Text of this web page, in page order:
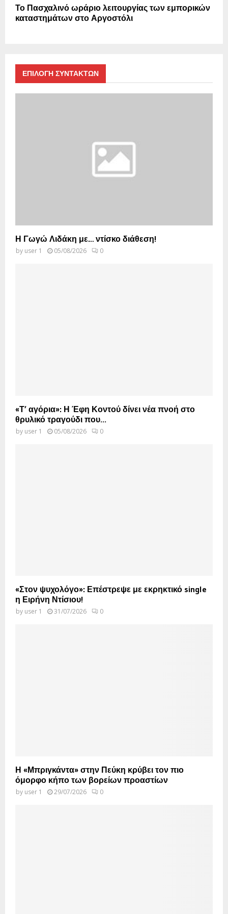
Το Πασχαλινό ωράριο λειτουργίας των εμπορικών
καταστημάτων στο Αργοστόλι
ΕΠΙΛΟΓΗ ΣΥΝΤΑΚΤΩΝ
Η Γωγώ Λιδάκη με… ντίσκο διάθεση!
by user 1 05/08/2026 0
«Τ’ αγόρια»: Η Έφη Κοντού δίνει νέα πνοή στο
θρυλικό τραγούδι που...
by user 1 05/08/2026 0
«Στον ψυχολόγο»: Επέστρεψε με εκρηκτικό single
η Ειρήνη Ντίσιου!
by user 1 31/07/2026 0
Η «Μπριγκάντα» στην Πεύκη κρύβει τον πιο
όμορφο κήπο των βορείων προαστίων
by user 1 29/07/2026 0